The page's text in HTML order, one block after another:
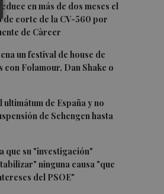
en más de dos meses el
corte de la CV-560 por
de Càrcer
un festival de house de
con Folamour, Dan Shake o
de España y no
de Schengen hasta
que su "investigación"
ninguna causa "que
del PSOE"